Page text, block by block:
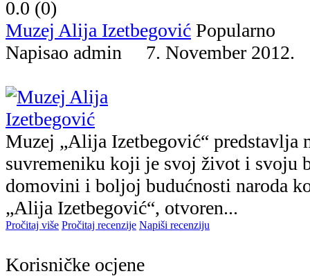
0.0 (0)
Muzej Alija Izetbegović Popularno
Napisao admin 7. November
Muzej „Alija Izetbegović“ predstavlja
suvremeniku koji je svoj život i svoju
domovini i boljoj budućnosti naroda
„Alija Izetbegović“, otvoren...
Pročitaj više Pročitaj recenzije Napiši recenziju
Korisničke ocjene